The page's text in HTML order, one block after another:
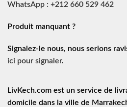
WhatsApp : +212 660 529 462
Produit manquant ?
Signalez-le nous, nous serions
ici pour signaler.
LivKech.com est un service de
domicile dans la ville de